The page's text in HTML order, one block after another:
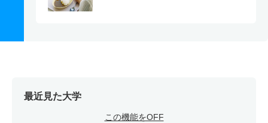
最近見た大学
この機能をOFF